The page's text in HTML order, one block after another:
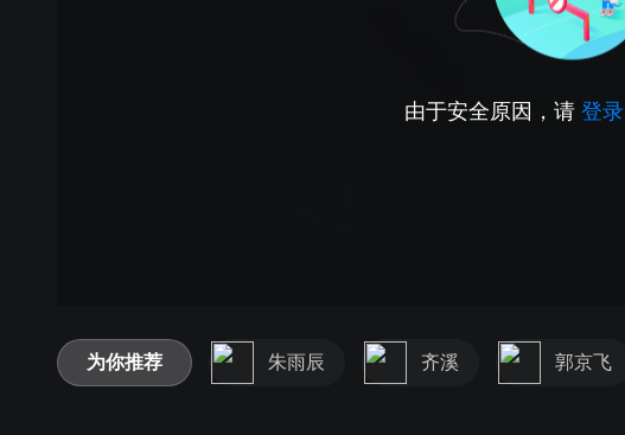
由于安全原因，请 登录
为你推荐 朱雨辰 齐溪 郭京飞